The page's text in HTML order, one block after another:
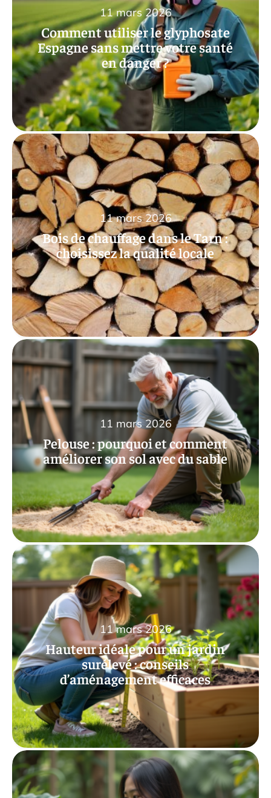
Comment utiliser le glyphosate
Espagne sans mettre votre santé
en danger ?
11 mars 2026
Bois de chauffage dans le Tarn :
choisissez la qualité locale
11 mars 2026
Pelouse : pourquoi et comment
améliorer son sol avec du sable
11 mars 2026
Hauteur idéale pour un jardin
surélevé : conseils
d’aménagement efficaces
11 mars 2026